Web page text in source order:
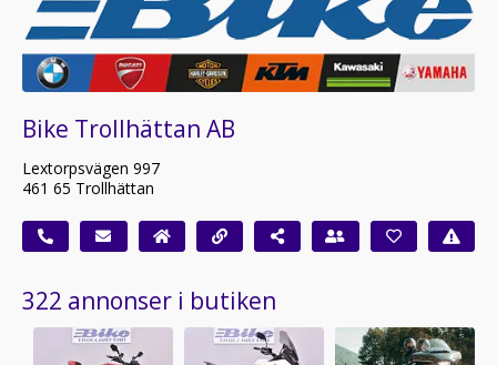
Bike Trollhättan AB
Lextorpsvägen 997
461 65 Trollhättan
322 annonser i butiken